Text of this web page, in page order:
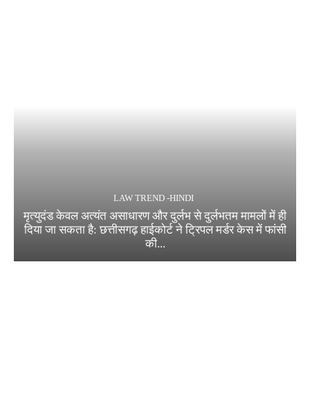
LAW TREND -HINDI
मृत्युदंड केवल अत्यंत असाधारण और दुर्लभ से दुर्लभतम मामलों में ही
दिया जा सकता है: छत्तीसगढ़ हाईकोर्ट ने ट्रिपल मर्डर केस में फांसी
की...